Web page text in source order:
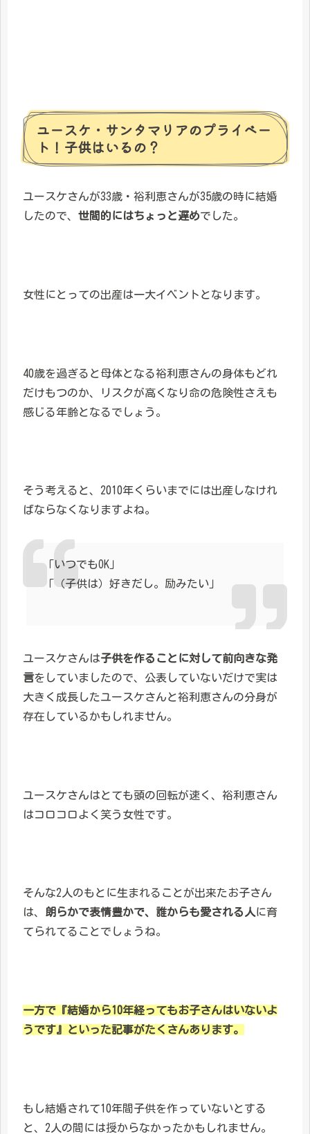
ユースケ・サンタマリアのプライベー
ト！子供はいるの？
ユースケさんが33歳・裕利恵さんが35歳の時に結婚
したので、 世間的にはちょっと遅めでした。
女性にとっての出産は一大イベントとなります。
40歳を過ぎると母体となる裕利恵さんの身体もどれ
だけもつのか、リスクが高くなり命の危険性さえも
感じる年齢となるでしょう。
そう考えると、2010年くらいまでには出産しなけれ
ばならなくなりますよね。
「いつでもOK」
「（子供は）好きだし。励みたい」
ユースケさんは子供を作ることに対して前向きな発
言をしていましたので、公表していないだけで実は
大きく成長したユースケさんと裕利恵さんの分身が
存在しているかもしれません。
ユースケさんはとても頭の回転が速く、裕利恵さん
はコロコロよく笑う女性です。
そんな2人のもとに生まれることが出来たお子さん
は、 朗らかで表情豊かで、誰からも愛される人に育
てられてることでしょうね。
一方で『結婚から10年経ってもお子さんはいないよ
うです』といった記事がたくさんあります。
もし結婚されて10年間子供を作っていないとする
と、2人の間には授からなかったかもしれません。